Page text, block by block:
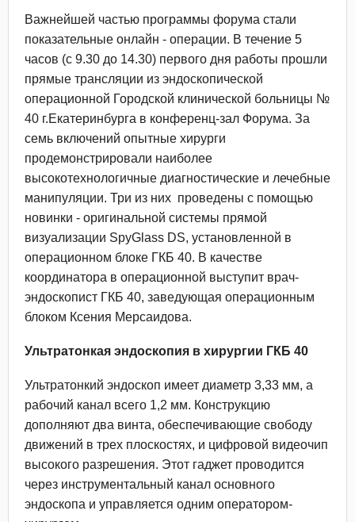
Важнейшей частью программы форума стали
показательные онлайн - операции. В течение 5
часов (с 9.30 до 14.30) первого дня работы прошли
прямые трансляции из эндоскопической
операционной Городской клинической больницы №
40 г.Екатеринбурга в конференц-зал Форума. За
семь включений опытные хирурги
продемонстрировали наиболее
высокотехнологичные диагностические и лечебные
манипуляции. Три из них проведены с помощью
новинки - оригинальной системы прямой
визуализации SpyGlass DS, установленной в
операционном блоке ГКБ 40. В качестве
координатора в операционной выступит врач-
эндоскопист ГКБ 40, заведующая операционным
блоком Ксения Мерсаидова.
Ультратонкая эндоскопия в хирургии ГКБ 40
Ультратонкий эндоскоп имеет диаметр 3,33 мм, а
рабочий канал всего 1,2 мм. Конструкцию
дополняют два винта, обеспечивающие свободу
движений в трех плоскостях, и цифровой видеочип
высокого разрешения. Этот гаджет проводится
через инструментальный канал основного
эндоскопа и управляется одним оператором-